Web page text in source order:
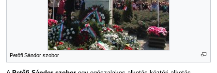
Petőfi Sándor szobor